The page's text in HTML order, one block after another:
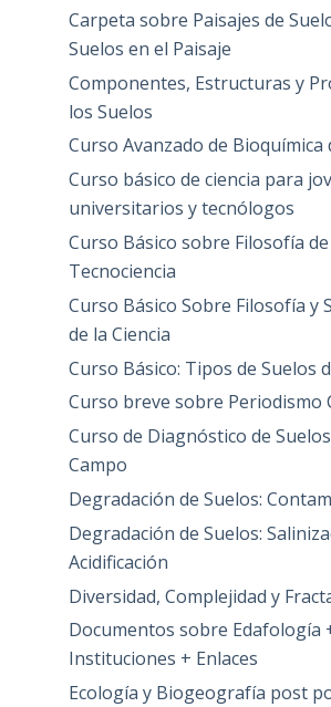
Carpeta sobre Paisajes de
Suelos en el Paisaje
Componentes, Estructuras y
los Suelos
Curso Avanzado de Bioquímica
Curso básico de ciencia para
universitarios y tecnólogos
Curso Básico sobre Filosofía
Tecnociencia
Curso Básico Sobre Filosofía y
de la Ciencia
Curso Básico: Tipos de Suelos
Curso breve sobre Periodismo
Curso de Diagnóstico de
Campo
Degradación de Suelos:
Degradación de Suelos:
Acidificación
Diversidad, Complejidad y
Documentos sobre Edafología
Instituciones + Enlaces
Ecología y Biogeografía post